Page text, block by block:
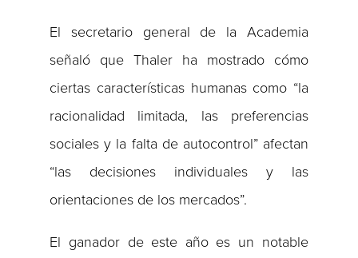
El secretario general de la Academia
señaló que Thaler ha mostrado cómo
ciertas características humanas como “la
racionalidad limitada, las preferencias
sociales y la falta de autocontrol” afectan
“las decisiones individuales y las
orientaciones de los mercados”.
El ganador de este año es un notable